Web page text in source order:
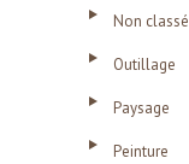
Non classé
Outillage
Paysage
Peinture